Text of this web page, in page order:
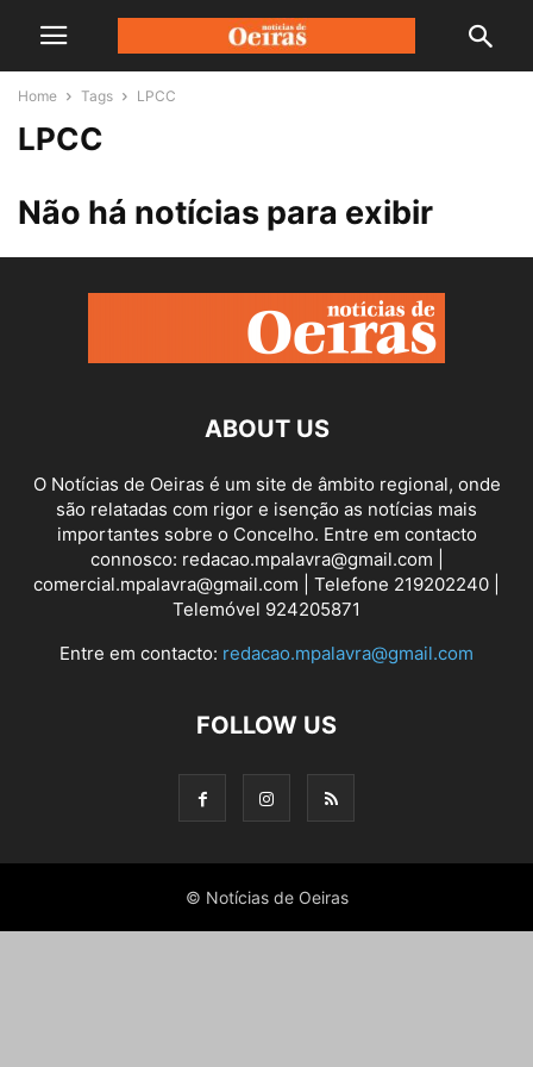
Home Tags LPCC
LPCC
Não há notícias para exibir
ABOUT US
O Notícias de Oeiras é um site de âmbito regional, onde
são relatadas com rigor e isenção as notícias mais
importantes sobre o Concelho. Entre em contacto
connosco: redacao.mpalavra@gmail.com |
comercial.mpalavra@gmail.com | Telefone 219202240 |
Telemóvel 924205871
Entre em contacto: redacao.mpalavra@gmail.com
FOLLOW US
© Notícias de Oeiras